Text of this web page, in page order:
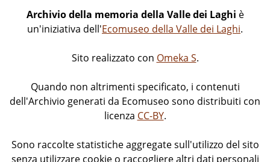
Archivio della memoria della Valle dei Laghi è
un'iniziativa dell'Ecomuseo della Valle dei Laghi.
Sito realizzato con Omeka S.
Quando non altrimenti specificato, i contenuti
dell'Archivio generati da Ecomuseo sono distribuiti con
licenza CC-BY.
Sono raccolte statistiche aggregate sull'utilizzo del sito
senza utilizzare cookie o raccogliere altri dati personali